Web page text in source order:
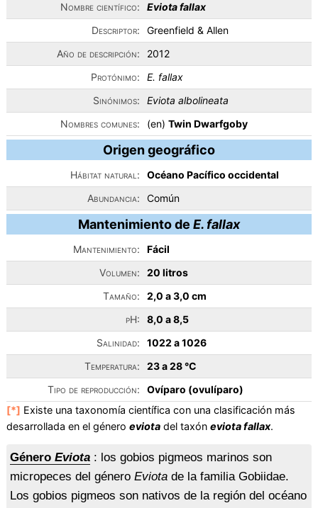
Nombre científico:
Eviota fallax
Descriptor:
Greenfield & Allen
Año de descripción:
2012
Protónimo:
E. fallax
Sinónimos:
Eviota albolineata
Nombres comunes:
(en) Twin Dwarfgoby
Origen geográfico
Hábitat natural:
Océano Pacífico occidental
Abundancia:
Común
Mantenimiento de E. fallax
Mantenimiento:
Fácil
Volumen:
20 litros
Tamaño:
2,0 a 3,0 cm
pH:
8,0 a 8,5
Salinidad:
1022 a 1026
Temperatura:
23 a 28 °C
Tipo de reproducción:
Ovíparo (ovulíparo)
[*] Existe una taxonomía científica con una clasificación más
desarrollada en el género eviotadel taxón eviota fallax.
Género Eviota: los gobios pigmeos marinos son
micropeces del género Eviotade la familia Gobiidae.
Los gobios pigmeos son nativos de la región del océano